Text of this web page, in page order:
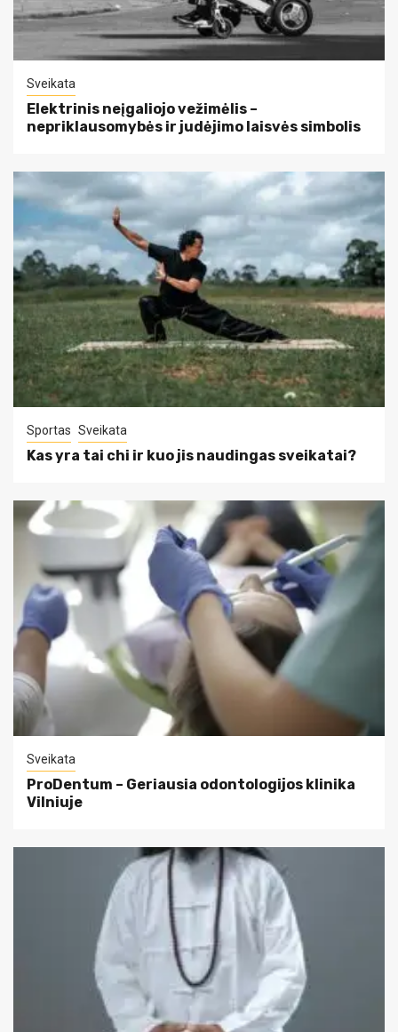
Sveikata
Elektrinis neįgaliojo vežimėlis –
nepriklausomybės ir judėjimo laisvės simbolis
Sportas Sveikata
Kas yra tai chi ir kuo jis naudingas sveikatai?
Sveikata
ProDentum – Geriausia odontologijos klinika
Vilniuje